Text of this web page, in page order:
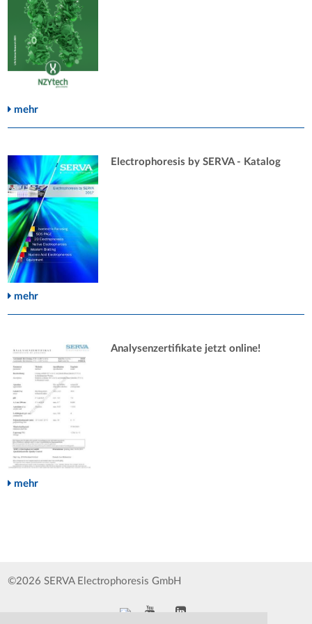
mehr
Electrophoresis by SERVA - Katalog
mehr
Analysenzertifikate jetzt online!
mehr
©2026 SERVA Electrophoresis GmbH